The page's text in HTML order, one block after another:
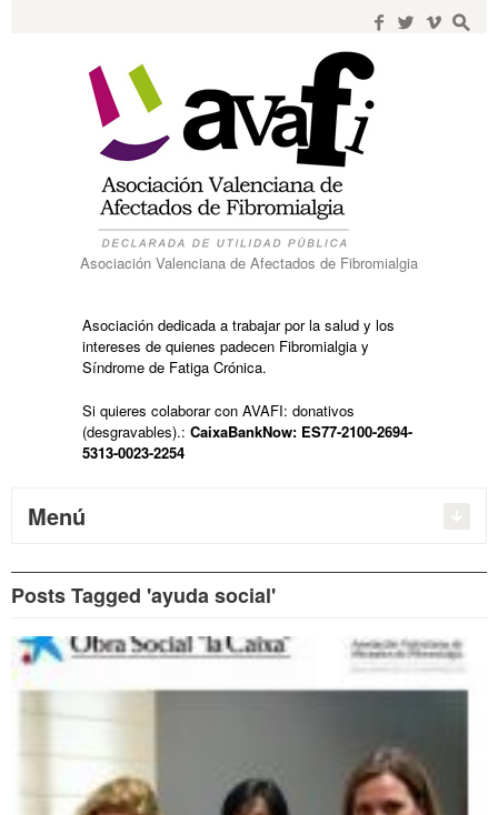
f w i s
Asociación Valenciana de Afectados de Fibromialgia
Asociación dedicada a trabajar por la salud y los
intereses de quienes padecen Fibromialgia y
Síndrome de Fatiga Crónica.
Si quieres colaborar con AVAFI: donativos
(desgravables).:CaixaBankNow: ES77-2100-2694-
5313-0023-2254
Menú
Posts Tagged 'ayuda social'